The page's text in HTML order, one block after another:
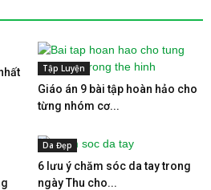
Tập Luyện
Giáo án 9 bài tập hoàn hảo cho
từng nhóm cơ...
Da Đẹp
6 lưu ý chăm sóc da tay trong
ngày Thu cho...